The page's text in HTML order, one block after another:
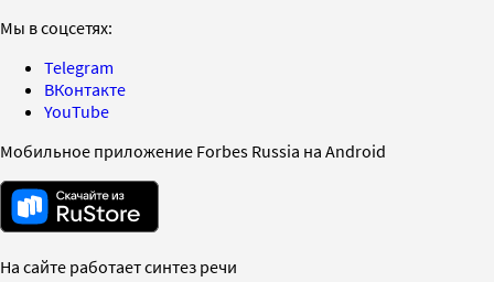
Мы в соцсетях:
Telegram
ВКонтакте
YouTube
Мобильное приложение Forbes Russia на Android
На сайте работает синтез речи